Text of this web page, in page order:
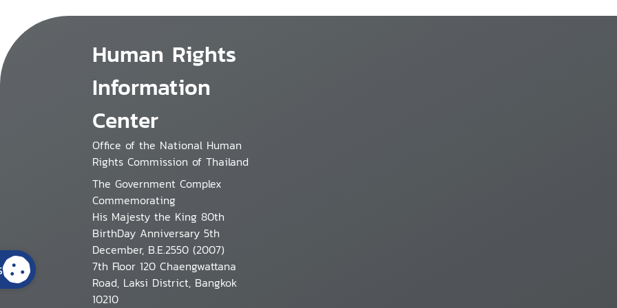
Human Rights
Information
Center
Office of the National Human
Rights Commission of Thailand
The Government Complex
Commemorating
His Majesty the King 80th
BirthDay Anniversary 5th
December, B.E.2550 (2007)
7th Floor 120 Chaengwattana
Road, Laksi District, Bangkok
10210